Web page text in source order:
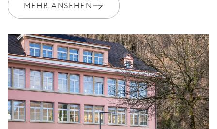
MEHR ANSEHEN